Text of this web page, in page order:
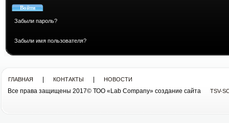
Забыли пароль?
Забыли имя пользователя?
ГЛАВНАЯ КОНТАКТЫ НОВОСТИ
Все права защищены 2017© ТОО «Lab Company» cоздание сайта TSV-